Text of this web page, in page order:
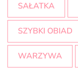
SAŁATKA
SZYBKI OBIAD
WARZYWA